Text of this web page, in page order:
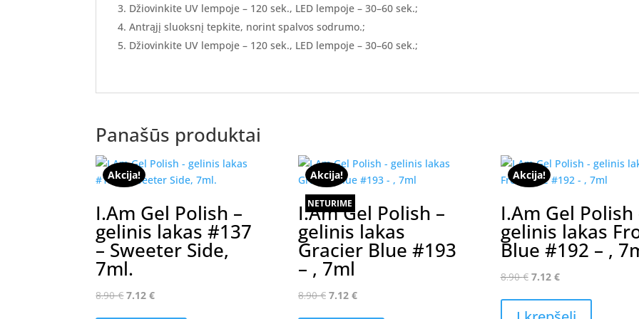
Džiovinkite UV lempoje – 120 sek., LED lempoje – 30–60 sek.;
Antrąjį sluoksnį tepkite, norint spalvos sodrumo.;
Džiovinkite UV lempoje – 120 sek., LED lempoje – 30–60 sek.;
Panašūs produktai
Akcija!
I.Am Gel Polish –
gelinis lakas #137
– Sweeter Side,
7ml.
8.90€Original
7.12€Current
Akcija!
NETURIME
I.Am Gel Polish –
gelinis lakas
Gracier Blue #193
– , 7ml
8.90€ Original
7.12 €Current
Akcija!
I.Am Gel Polish
gelinis lakas
Blue #192 – ,
8.90€ Original
7.12 €Current
is: